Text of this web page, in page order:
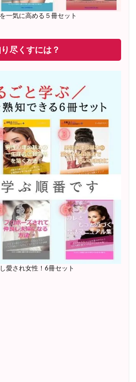
一気に高める５冊セット
尽くすには？
愛され女性！6冊セット